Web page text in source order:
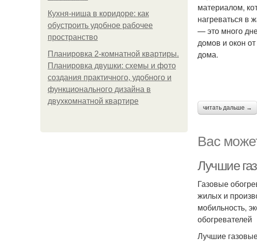
Кухня-ниша в коридоре: как
обустроить удобное рабочее
пространство
Планировка 2-комнатной квартиры.
Планировка двушки: схемы и фото
создания практичного, удобного и
функционального дизайна в
двухкомнатной квартире
материалом,
нагреваться в
— это много
домов и окон
дома.
читать дальше →
Вас
Лучшие
Газовые
жилых и
мобильность,
обогревателей
Лучшие